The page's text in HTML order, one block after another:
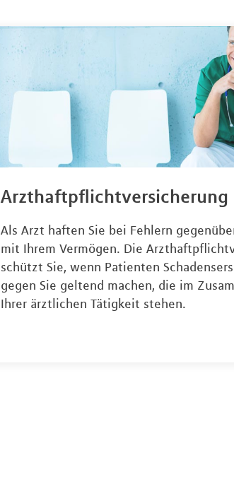
Arzthaftpflichtversicherung
Als Arzt haften Sie bei Fehlern
mit Ihrem Vermögen. Die
schützt Sie, wenn Patienten
gegen Sie geltend machen, die im
Ihrer ärztlichen Tätigkeit stehen.